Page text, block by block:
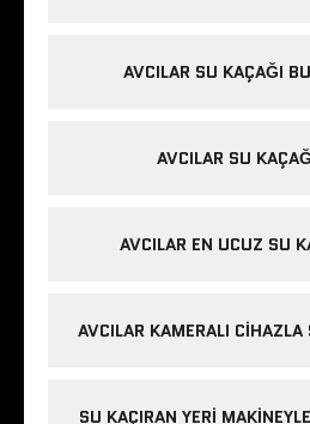
AVCILAR SU KAÇAĞI
AVCILAR SU
AVCILAR EN UCUZ SU
AVCILAR KAMERALI
SU KAÇIRAN YERI